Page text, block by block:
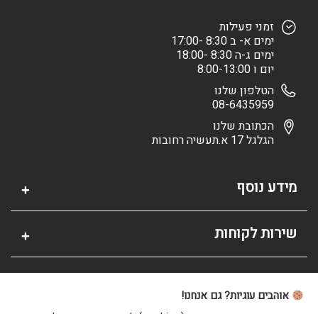
זמני פעילות
ימים א- ב 8:30 -17:00
ימים ג-ה 8:30 -18:00
יום ו 8:00-13:00
הטלפון שלנו
08-6435959
הכתובת שלנו
הגלגל 17 א.תעשיה רחובות
מידע נוסף
שירות לקוחות
אזור אישי
אוהבים עוגיות? גם אנחנו!